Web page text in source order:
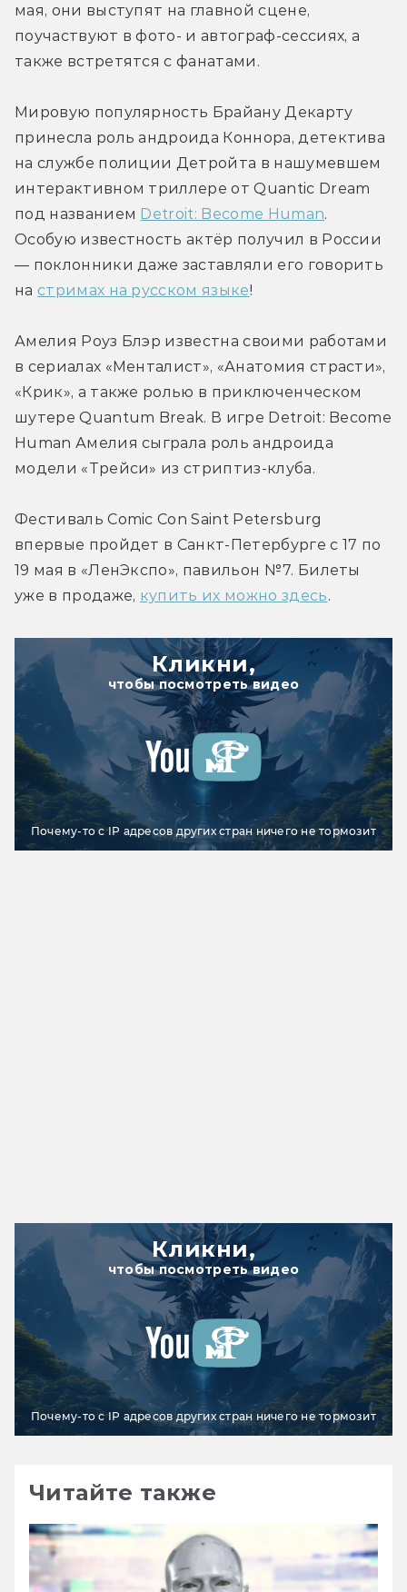
мая, они выступят на главной сцене,
поучаствуют в фото- и автограф-сессиях, а
также встретятся с фанатами.
Мировую популярность Брайану Декарту
принесла роль андроида Коннора, детектива
на службе полиции Детройта в нашумевшем
интерактивном триллере от Quantic Dream
под названием Detroit: Become Human.
Особую известность актёр получил в России
— поклонники даже заставляли его говорить
на стримах на русском языке!
Амелия Роуз Блэр известна своими работами
в сериалах «Менталист», «Анатомия страсти»,
«Крик», а также ролью в приключенческом
шутере Quantum Break. В игре Detroit: Become
Human Амелия сыграла роль андроида
модели «Трейси» из стриптиз-клуба.
Фестиваль Comic Con Saint Petersburg
впервые пройдет в Санкт-Петербурге с 17 по
19 мая в «ЛенЭкспо», павильон №7. Билеты
уже в продаже, купить их можно здесь.
Кликни,
чтобы посмотреть видео
Почему-то с IP адресов других стран ничего не тормозит
Кликни,
чтобы посмотреть видео
Почему-то с IP адресов других стран ничего не тормозит
Читайте также